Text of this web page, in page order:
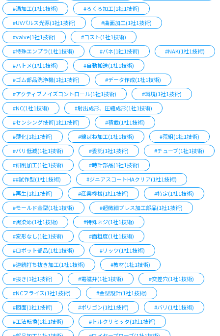
#溝加工(1社1技術)
#ろくろ加工(1社1技術)
#UVパルス光源(1社1技術)
#曲面加工(1社1技術)
#valve(1社1技術)
#コスト(1社1技術)
#特殊エンプラ(1社1技術)
#バネ(1社1技術)
#NAK(1社1技術)
#ハトメ(1社1技術)
#自動搬送(1社1技術)
#ゴム部品洗浄機(1社1技術)
#データ作成(1社1技術)
#アクティブノイズコントロール(1社1技術)
#環境(1社1技術)
#NC(1社1技術)
#射出成形、圧縮成形(1社1技術)
#センシング技術(1社1技術)
#積載(1社1技術)
#薄化(1社1技術)
#線ばね加工(1社1技術)
#荒組(1社1技術)
#バリ低減(1社1技術)
#委託(1社1技術)
#チューブ(1社1技術)
#研削加工(1社1技術)
#時計部品(1社1技術)
##試作型(1社1技術)
#ジニアスコートHAクリア(1社1技術)
#再生(1社1技術)
#産業機械(1社1技術)
#特定(1社1技術)
#モールド金型(1社1技術)
#超微細プレス加工部品(1社1技術)
#黒染め(1社1技術)
#特殊ネジ(1社1技術)
#変形なし(1社1技術)
#面粗度(1社1技術)
#ロボット部品(1社1技術)
#リッツ(1社1技術)
#連続打ち抜き加工(1社1技術)
#教材(1社1技術)
#抜き(1社1技術)
#電磁弁(1社1技術)
#交差穴(1社1技術)
#NCフライス(1社1技術)
#金型設計(1社1技術)
#図面(1社1技術)
#ポリゴン(1社1技術)
#バリ(1社1技術)
#工法転換(1社1技術)
#トルクリミッタ(1社1技術)